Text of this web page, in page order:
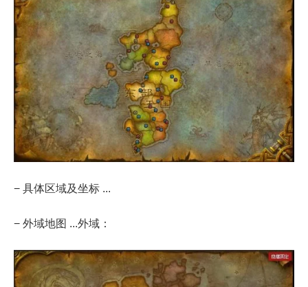
− 具体区域及坐标 ...
− 外域地图 ...外域：